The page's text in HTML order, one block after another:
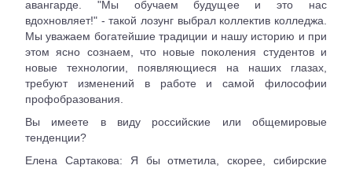
авангарде. "Мы обучаем будущее и это нас
вдохновляет!" - такой лозунг выбрал коллектив колледжа.
Мы уважаем богатейшие традиции и нашу историю и при
этом ясно сознаем, что новые поколения студентов и
новые технологии, появляющиеся на наших глазах,
требуют изменений в работе и самой философии
профобразования.
Вы имеете в виду российские или общемировые
тенденции?
Елена Сартакова: Я бы отметила, скорее, сибирские